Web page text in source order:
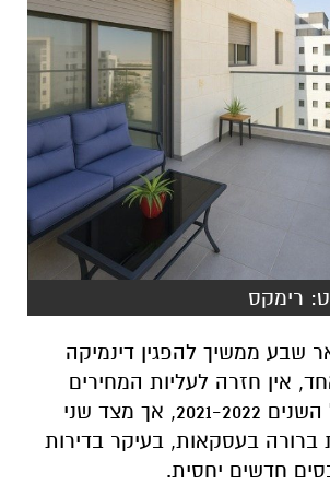
רימקס
שבע ממשיך להפגין דינמיקה
אין חזרה לעליות המחירים
האגרסיביות של השנים 2021-2022, אך מצד שני
ברורה בעסקאות, בעיקר בדירות
חדשים יחסית.